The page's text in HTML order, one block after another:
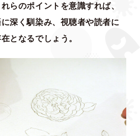
らのポイントを意識すれば、
深く馴染み、視聴者や読者に
となるでしょう。